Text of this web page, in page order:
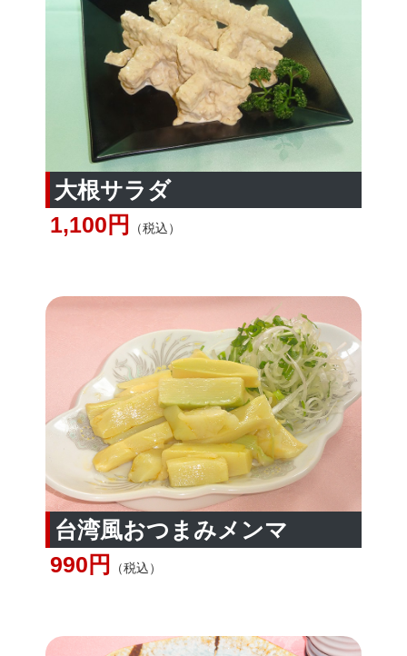
大根サラダ
1,100円
（税込）
台湾風おつまみメンマ
990円
（税込）